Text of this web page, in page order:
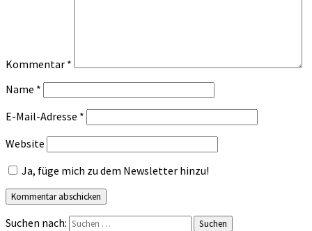
Kommentar *
Name *
E-Mail-Adresse *
Website
Ja, füge mich zu dem Newsletter hinzu!
Suchen nach: Suchen